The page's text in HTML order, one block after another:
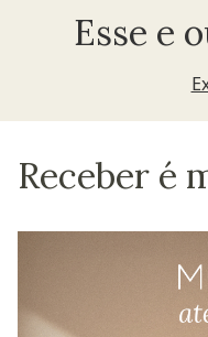
Esse e
Receber é